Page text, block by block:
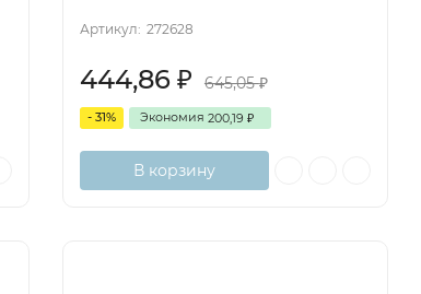
Артикул: 272628
444,86 ₽ 645,05₽
- 31% Экономия 200,19 ₽
В корзину